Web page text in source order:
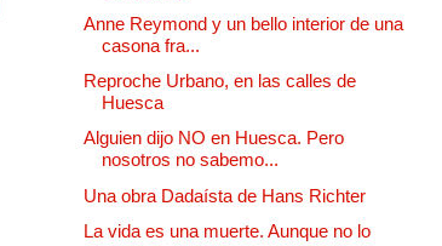
Anne Reymond y un bello interior de una
casona fra...
Reproche Urbano, en las calles de
Huesca
Alguien dijo NO en Huesca. Pero
nosotros no sabemo...
Una obra Dadaísta de Hans Richter
La vida es una muerte. Aunque no lo